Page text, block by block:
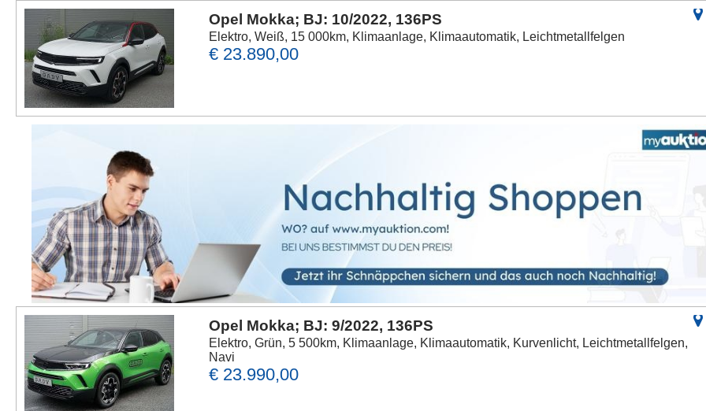
Opel Mokka; BJ: 10/2022, 136PS
Elektro, Weiß, 15 000km, Klimaanlage, Klimaautomatik, Leichtmetallfelgen
€ 23.890,00
Opel Mokka; BJ: 9/2022, 136PS
Elektro, Grün, 5 500km, Klimaanlage, Klimaautomatik, Kurvenlicht, Leichtmetallfelgen,
Navi
€ 23.990,00